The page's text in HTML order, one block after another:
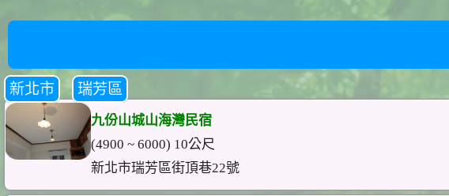
新北市 瑞芳區
九份山城山海灣民宿
(4900 ~ 6000) 10公尺
新北市瑞芳區街頂巷22號